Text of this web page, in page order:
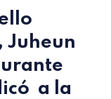
Juheun
a la